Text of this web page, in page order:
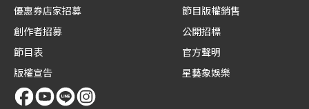
優惠券店家招募
創作者招募
節目表
版權宣告
節目版權銷售
公開招標
官方聲明
星藝象娛樂